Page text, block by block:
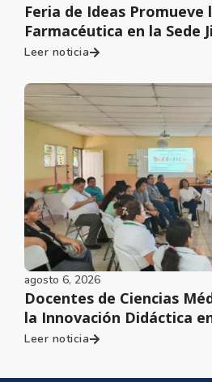
Feria de Ideas Promueve
Farmacéutica en la Sede
Leer noticia
agosto 6, 2026
Docentes de Ciencias
la Innovación Didáctica
Leer noticia